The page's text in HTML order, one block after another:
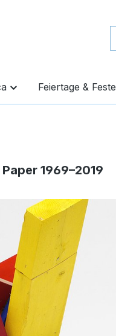
Feiertage & Feste
1969–2019